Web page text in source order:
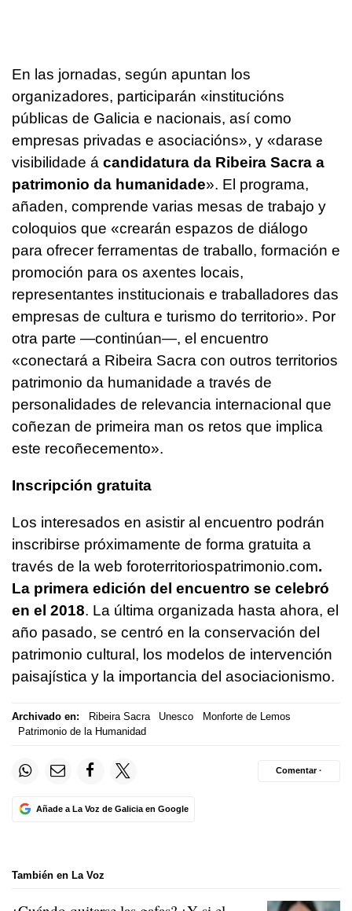
En las jornadas, según apuntan los
organizadores, participarán «institucións
públicas de Galicia e nacionais, así como
empresas privadas e asociacións», y «darase
visibilidade á candidatura da Ribeira Sacra a
patrimonio da humanidade». El programa,
añaden, comprende varias mesas de trabajo y
coloquios que «crearán espazos de diálogo
para ofrecer ferramentas de traballo, formación e
promoción para os axentes locais,
representantes institucionais e traballadores das
empresas de cultura e turismo do territorio». Por
otra parte —continúan—, el encuentro
«conectará a Ribeira Sacra con outros territorios
patrimonio da humanidade a través de
personalidades de relevancia internacional que
coñezan de primeira man os retos que implica
este recoñecemento».
Inscripción gratuita
Los interesados en asistir al encuentro podrán
inscribirse próximamente de forma gratuita a
través de la web foroterritoriospatrimonio.com.
La primera edición del encuentro se celebró
en el 2018. La última organizada hasta ahora, el
año pasado, se centró en la conservación del
patrimonio cultural, los modelos de intervención
paisajística y la importancia del asociacionismo.
Archivado en: Ribeira Sacra Unesco
Monforte de Lemos
Patrimonio de la Humanidad
Añade a La Voz de Galicia en Google
Comentar ·
También en La Voz